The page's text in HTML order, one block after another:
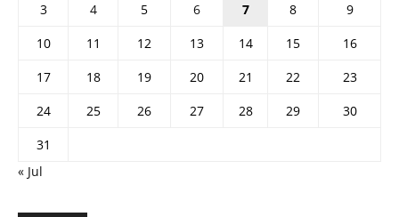
3
4 5 6 7 8
9
10
11 12 13 14 15
16
17
18 19 20 21 22
23
24
25 26 27 28 29
30
31
« Jul